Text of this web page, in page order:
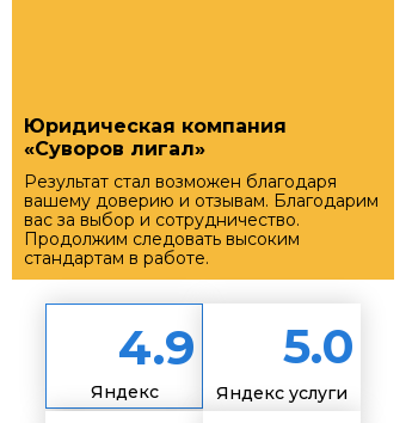
Юридическая компания
«Суворов лигал»
Результат стал возможен благодаря
вашему доверию и отзывам. Благодарим
вас за выбор и сотрудничество.
Продолжим следовать высоким
стандартам в работе.
Яндекс
4.9
Яндекс услуги
5.0